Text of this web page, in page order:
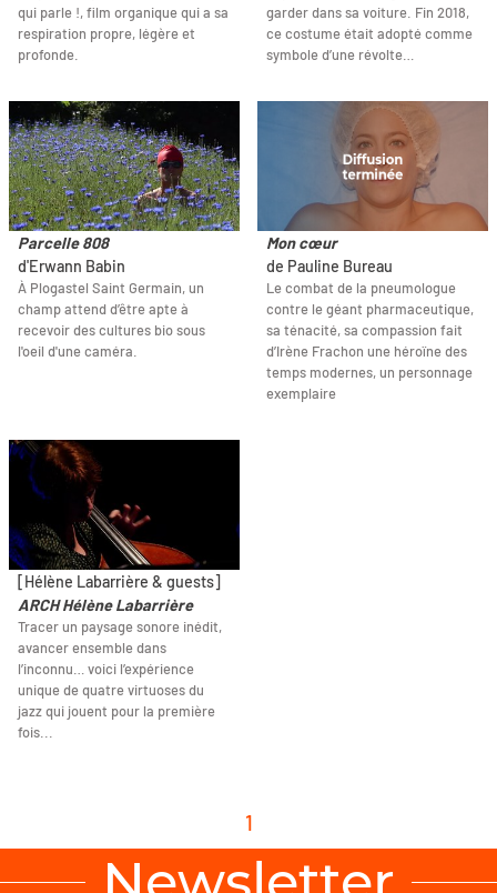
qui parle !, film organique qui a sa
respiration propre, légère et
profonde.
garder dans sa voiture. Fin 2018,
ce costume était adopté comme
symbole d’une révolte…
Parcelle 808
d'Erwann Babin
À Plogastel Saint Germain, un
champ attend d’être apte à
recevoir des cultures bio sous
l'oeil d'une caméra.
Mon cœur
de Pauline Bureau
Le combat de la pneumologue
contre le géant pharmaceutique,
sa ténacité, sa compassion fait
d’Irène Frachon une héroïne des
temps modernes, un personnage
exemplaire
[Hélène Labarrière & guests]
ARCH Hélène Labarrière
Tracer un paysage sonore inédit,
avancer ensemble dans
l’inconnu… voici l’expérience
unique de quatre virtuoses du
jazz qui jouent pour la première
fois...
1